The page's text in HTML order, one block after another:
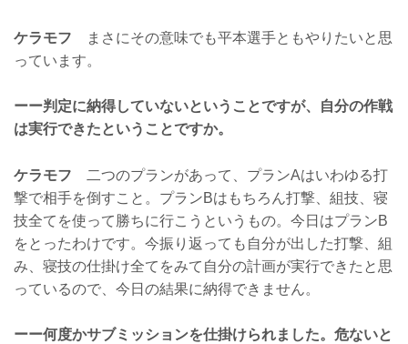
ケラモフ まさにその意味でも平本選手ともやりたいと思
っています。
ーー判定に納得していないということですが、自分の作戦
は実行できたということですか。
ケラモフ 二つのプランがあって、プランAはいわゆる打
撃で相手を倒すこと。プランBはもちろん打撃、組技、寝
技全てを使って勝ちに行こうというもの。今日はプランB
をとったわけです。今振り返っても自分が出した打撃、組
み、寝技の仕掛け全てをみて自分の計画が実行できたと思
っているので、今日の結果に納得できません。
ーー何度かサブミッションを仕掛けられました。危ないと